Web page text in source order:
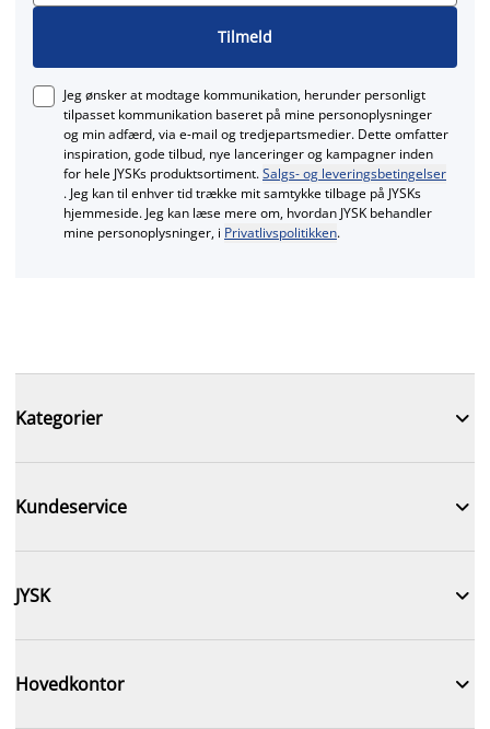
Tilmeld
Jeg ønsker at modtage kommunikation, herunder personligt
tilpasset kommunikation baseret på mine personoplysninger
og min adfærd, via e‑mail og tredjepartsmedier. Dette omfatter
inspiration, gode tilbud, nye lanceringer og kampagner inden
for hele JYSKs produktsortiment.Salgs- og leveringsbetingelser
. Jeg kan til enhver tid trække mit samtykke tilbage på JYSKs
hjemmeside. Jeg kan læse mere om, hvordan JYSK behandler
mine personoplysninger, i Privatlivspolitikken.
Kategorier 
Kundeservice 
JYSK 
Hovedkontor 